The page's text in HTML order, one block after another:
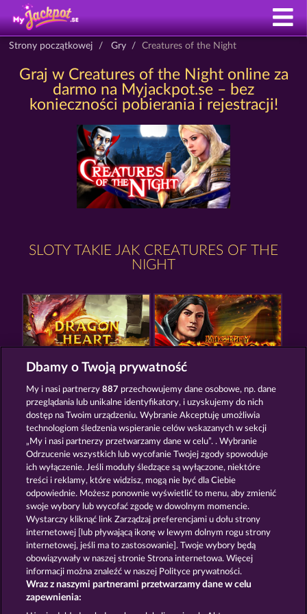
Strony początkowej Gry Creatures of the Night
Graj w Creatures of the Night online za
darmo na Myjackpot.se – bez
konieczności pobierania i rejestracji!
SLOTY TAKIE JAK CREATURES OF THE
NIGHT
GATES OF ISHTAR
Zasady i warunki Polityka prywatności
Nota prawna Firma FAQ
Program partnerski Facebook
Dbamy o Twoją prywatność
My i nasi partnerzy887 przechowujemy dane osobowe, np. dane
przeglądania lub unikalne identyfikatory, i uzyskujemy do nich
dostęp na Twoim urządzeniu. Wybranie Akceptuję umożliwia
technologiom śledzenia wspieranie celów wskazanych w sekcji
„My i nasi partnerzy przetwarzamy dane w celu”. . Wybranie
Odrzucenie wszystkich lub wycofanie Twojej zgody spowoduje
ich wyłączenie. Jeśli moduły śledzące są wyłączone, niektóre
treści i reklamy, które widzisz, mogą nie być dla Ciebie
odpowiednie. Możesz ponownie wyświetlić to menu, aby zmienić
swoje wybory lub wycofać zgodę w dowolnym momencie.
Wystarczy kliknąć link Zarządzaj preferencjami u dołu strony
internetowej [lub pływającą ikonę w lewym dolnym rogu strony
internetowej, jeśli ma to zastosowanie]. Twoje wybory będą
obowiązywały w naszej stronie Strona internetowa. Więcej
informacji można znaleźć w naszej Polityce prywatności.
Wraz z naszymi partnerami przetwarzamy dane w celu
zapewnienia: